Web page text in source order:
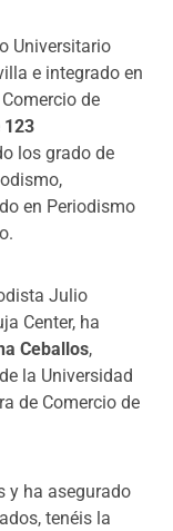
Universitario
e integrado en
de
123
los grado de
en Periodismo
Julio
Center, ha
Ceballos,
la Universidad
de Comercio de
y ha asegurado
tenéis la